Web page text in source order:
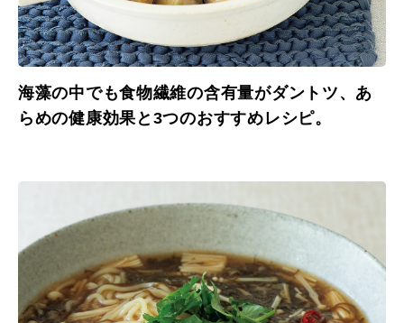
海藻の中でも食物繊維の含有量がダントツ、あ
らめの健康効果と3つのおすすめレシピ。